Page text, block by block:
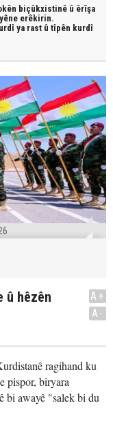
biçûkxistinê û êrîşa
erêkirin.
ya rast û tîpên kurdî
û hêzên
A+
A-
ragihand ku
pispor, biryara
bi awayê "salek bi du